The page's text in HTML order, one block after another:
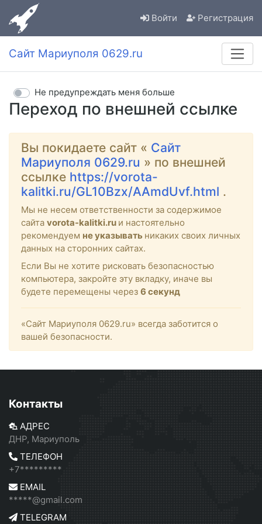
Войти Регистрация
Сайт Мариуполя 0629.ru
Переход по внешней ссылке
Не предупреждать меня больше
Вы покидаете сайт « Сайт
Мариуполя 0629.ru » по внешней
ссылке https://vorota-
kalitki.ru/GL10Bzx/AAmdUvf.html .
Мы не несем ответственности за содержимое
сайта vorota-kalitki.ru и настоятельно
рекомендуем не указывать никаких своих личных
данных на сторонних сайтах.
Если Вы не хотите рисковать безопасностью
компьютера, закройте эту вкладку, иначе вы
будете перемещены через 6 секунд
«Сайт Мариуполя 0629.ru» всегда заботится о
вашей безопасности.
Контакты
АДРЕС
ДНР, Мариуполь
ТЕЛЕФОН
+7*********
EMAIL
*****@gmail.com
TELEGRAM